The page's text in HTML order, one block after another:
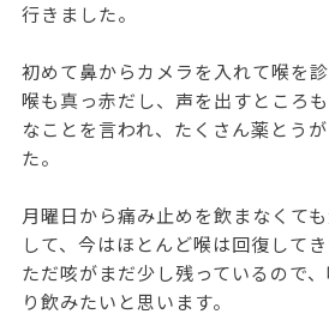
行きました。
初めて鼻からカメラを入れて喉を診
喉も真っ赤だし、声を出すところ
なことを言われ、たくさん薬とう
た。
月曜日から痛み止めを飲まなくて
して、今はほとんど喉は回復してき
ただ咳がまだ少し残っているので
り飲みたいと思います。